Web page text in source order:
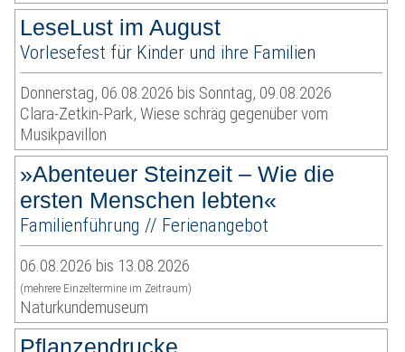
LeseLust im August
Vorlesefest für Kinder und ihre Familien
Donnerstag, 06.08.2026 bis Sonntag, 09.08.2026
Clara-Zetkin-Park, Wiese schräg gegenüber vom
Musikpavillon
»Abenteuer Steinzeit – Wie die
ersten Menschen lebten«
Familienführung // Ferienangebot
06.08.2026 bis 13.08.2026
(mehrere Einzeltermine im Zeitraum)
Naturkundemuseum
Pflanzendrucke